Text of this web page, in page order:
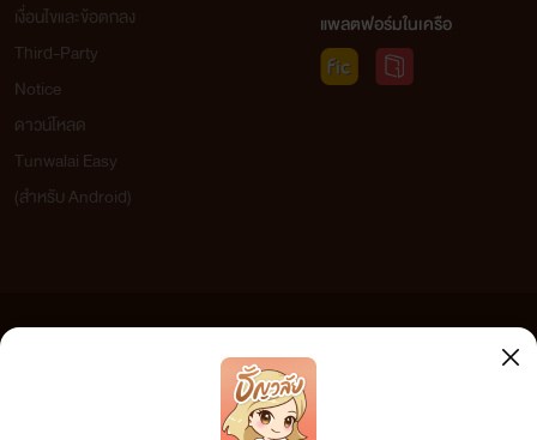
เงื่อนไขและข้อตกลง
Third-Party
Notice
ดาวน์โหลด
Tunwalai Easy
(สำหรับ Android)
แพลตฟอร์มในเครือ
เว็บไซต์แห่งนี้ไม่ได้เห็นด้วยและไม่ขอรับผิดชอบต่อข้อความใดๆ ทั้งสิ้น ดังนั้นผู้อ่านทุกท่านโปรดใช้
วิจารณญาณในการกลั่นกรองด้วยตนเอง และหากท่านพบข้อความใดๆ ที่ขัดต่อกฎหมายและศีลธรรม
กรุณาแจ้งมาที่ tunwalai@ookbee.com เพื่อทีมงานจะได้ดำเนินการในทันที ทั้งนี้ ทางเว็บไซต์ขอสงวน